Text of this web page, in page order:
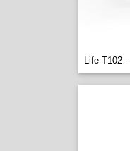
Life T102 -